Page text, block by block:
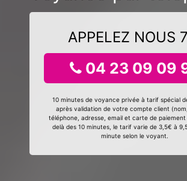
APPELEZ NOUS
04 23 09 09
10 minutes de voyance privée à tarif spécial
après validation de votre compte client
téléphone, adresse, email et carte de
delà des 10 minutes, le tarif varie de 3,5€ à
minute selon le voyant.